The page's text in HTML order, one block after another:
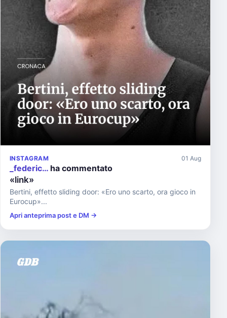
INSTAGRAM 01 Aug
_federic… ha commentato
«link»
Bertini, effetto sliding door: «Ero uno scarto, ora gioco in
Eurocup»...
Apri anteprima post e DM →